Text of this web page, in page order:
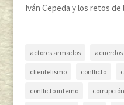
Iván Cepeda y los retos de
actores armados acuerdos
clientelismo conflicto
conflicto interno corrupción